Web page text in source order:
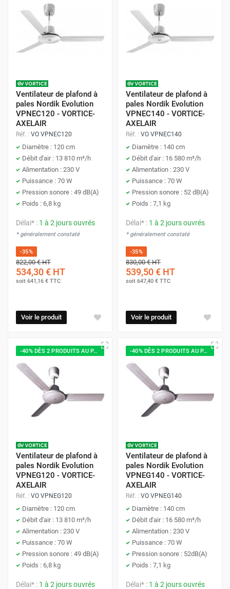
Ventilateur de plafond à
pales Nordik Evolution
VPNEC120 - VORTICE-
AXELAIR
Réf. : VO VPNEC120
Diamètre : 120 cm
Débit d'air : 13 810 m³/h
Alimentation : 230 V
Puissance : 70 W
Pression sonore : 49 dB(A)
Poids : 6,8 kg
Délai* : 1 à 2 jours ouvrés
* généralement constaté
-35%
822,00 €HT
534,30 € HT
soit 641,16 € TTC
Voir le produit
Ventilateur de plafond à
pales Nordik Evolution
VPNEC140 - VORTICE-
AXELAIR
Réf. : VO VPNEC140
Diamètre : 140 cm
Débit d'air : 16 580 m³/h
Alimentation : 230 V
Puissance : 70 W
Pression sonore : 52 dB(A)
Poids : 7,1 kg
Délai* : 1 à 2 jours ouvrés
* généralement constaté
-35%
830,00 €HT
539,50 € HT
soit 647,40 € TTC
Voir le produit
-40% DÈS 2 PRODUITS AU PANIER
Ventilateur de plafond à
pales Nordik Evolution
VPNEG120 - VORTICE-
AXELAIR
Réf. : VO VPNEG120
Diamètre : 120 cm
Débit d'air : 13 810 m³/h
Alimentation : 230 V
Puissance : 70 W
Pression sonore : 49 dB(A)
Poids : 6,8 kg
Délai* : 1 à 2 jours ouvrés
-40% DÈS 2 PRODUITS AU PANIER
Ventilateur de plafond à
pales Nordik Evolution
VPNEG140 - VORTICE-
AXELAIR
Réf. : VO VPNEG140
Diamètre : 140 cm
Débit d'air : 16 580 m³/h
Alimentation : 230 V
Puissance : 70 W
Pression sonore : 52dB(A)
Poids : 7,1 kg
Délai* : 1 à 2 jours ouvrés